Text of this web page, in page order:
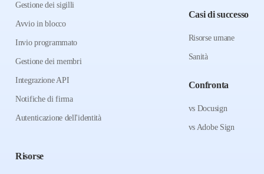
Gestione dei sigilli
Avvio in blocco
Invio programmato
Gestione dei membri
Integrazione API
Notifiche di firma
Autenticazione dell'identità
Casi di successo
Risorse umane
Sanità
Confronta
vs Docusign
vs Adobe Sign
Risorse